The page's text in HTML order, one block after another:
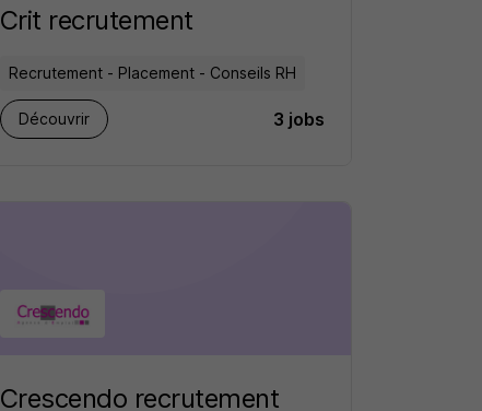
Crit recrutement
Recrutement - Placement - Conseils RH
Découvrir 3 jobs
Crescendo recrutement